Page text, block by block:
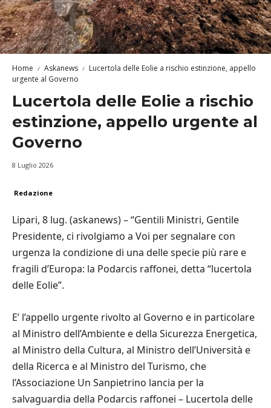
Home Askanews
Lucertola delle Eolie a rischio estinzione, appello
urgente al Governo
Lucertola delle Eolie a rischio
estinzione, appello urgente al
Governo
8 Luglio 2026
Redazione
Lipari, 8 lug. (askanews) – “Gentili Ministri, Gentile
Presidente, ci rivolgiamo a Voi per segnalare con
urgenza la condizione di una delle specie più rare e
fragili d’Europa: la Podarcis raffonei, detta “lucertola
delle Eolie”.
E’ l’appello urgente rivolto al Governo e in particolare
al Ministro dell’Ambiente e della Sicurezza Energetica,
al Ministro della Cultura, al Ministro dell’Università e
della Ricerca e al Ministro del Turismo, che
l’Associazione Un Sanpietrino lancia per la
salvaguardia della Podarcis raffonei – Lucertola delle